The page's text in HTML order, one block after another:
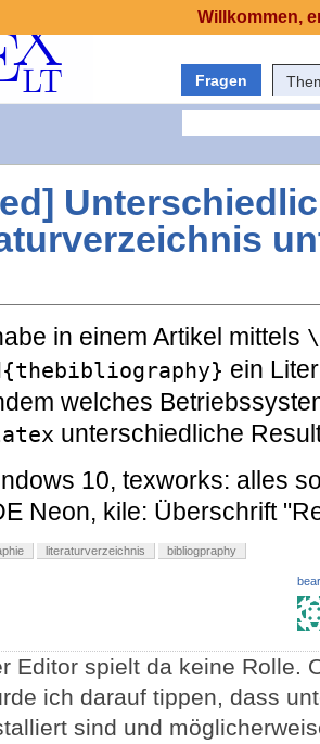
Fragen
in einem Artikel mittels
ein
welches
unterschiedliche
10, texworks: alles
Neon, kile: Überschrift
literaturverzeichnis bibliogpraphy
Editor spielt da keine Rolle.
ich darauf tippen, dass
sind und
Willkommen,